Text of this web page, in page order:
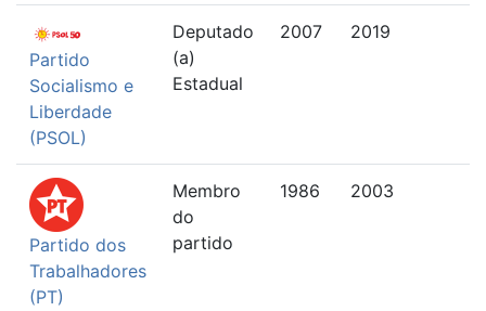
Partido
Socialismo e
Liberdade
(PSOL)
Deputado
(a)
Estadual
2007 2019
Partido dos
Trabalhadores
(PT)
Membro
do
partido
1986 2003